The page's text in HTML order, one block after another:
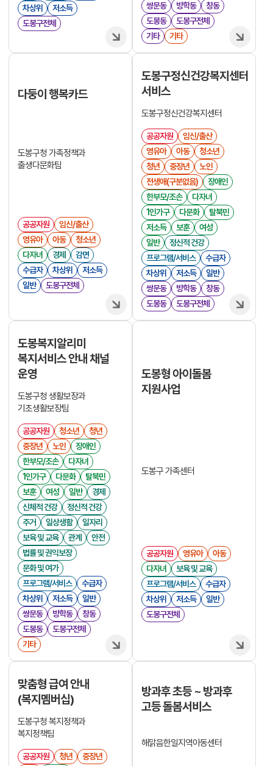
차상위
저소득
도봉구전체
쌍문동
방학동
창동
도봉동
도봉구전체
기타
기타
다둥이 행복카드
도봉구청 가족정책과
출생다문화팀
공공자원
임신/출산
영유아
아동
청소년
다자녀
경제
감면
수급자
차상위
저소득
일반
도봉구전체
도봉구정신건강복지센터
서비스
도봉구정신건강복지센터
공공자원
임신/출산
영유아
아동
청소년
청년
중장년
노인
전생애(구분없음)
장애인
한부모/조손
다자녀
1인가구
다문화
탈북민
저소득
보훈
여성
일반
정신적 건강
프로그램/서비스
수급자
차상위
저소득
일반
쌍문동
방학동
창동
도봉동
도봉구전체
도봉복지알리미
복지서비스 안내 채널
운영
도봉구청 생활보장과
기초생활보장팀
공공자원 청소년
청년
중장년
노인
장애인
한부모/조손
다자녀
1인가구
다문화
탈북민
보훈
여성 일반
경제
신체적 건강
정신적 건강
주거
일상생활
일자리
보육 및 교육
관계
안전
법률 및 권익보장
문화 및 여가
프로그램/서비스
수급자
차상위
저소득
일반
쌍문동
방학동
창동
도봉동
도봉구전체
기타
도봉형 아이돌봄
지원사업
도봉구 가족센터
공공자원 영유아
아동
다자녀
보육 및 교육
프로그램/서비스
수급자
차상위
저소득
일반
도봉구전체
맞춤형 급여 안내
(복지멤버십)
도봉구청 복지정책과
복지정책팀
공공자원 청년
중장년
방과후 초등 ~ 방과후
고등 돌봄서비스
해맑음한일지역아동센터